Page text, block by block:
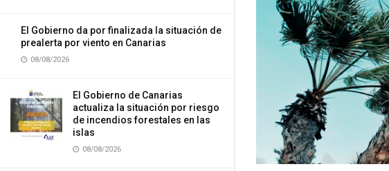
El Gobierno da por finalizada la situación de
prealerta por viento en Canarias
08/08/2026
El Gobierno de Canarias
actualiza la situación por riesgo
de incendios forestales en las
islas
08/08/2026